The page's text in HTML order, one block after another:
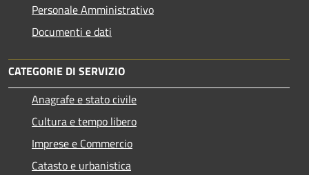
Personale Amministrativo
Documenti e dati
CATEGORIE DI SERVIZIO
Anagrafe e stato civile
Cultura e tempo libero
Imprese e Commercio
Catasto e urbanistica